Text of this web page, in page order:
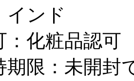
インド
：化粧品認可
期限：未開封